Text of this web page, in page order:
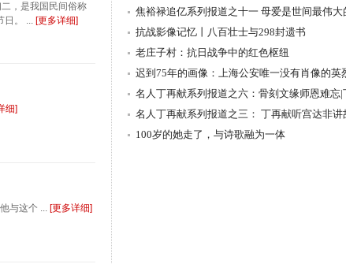
，是我国民间俗称
日。 ... [更多详细]
细]
与这个 ... [更多详细]
焦裕禄追亿系列报道之十一 母爱是世间最伟大
量 言传身教
抗战影像记忆丨八百壮士与298封遗书
老庄子村：抗日战争中的红色枢纽
迟到75年的画像：上海公安唯一没有肖像的英
重现年轻模样
名人丁再献系列报道之六：骨刻文缘师恩难忘|
献忆路遥教授
名人丁再献系列报道之三： 丁再献听宫达非讲
游栈桥
100岁的她走了，与诗歌融为一体